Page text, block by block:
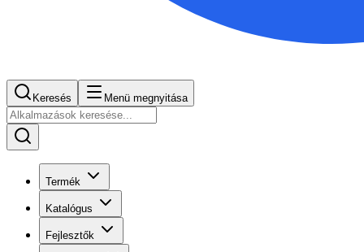
Keresés Menü megnyitása
Termék
Katalógus
Fejlesztők